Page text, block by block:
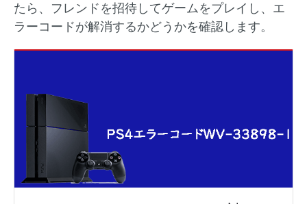
たら、フレンドを招待してゲームをプレイし、エ
ラーコードが解消するかどうかを確認します。